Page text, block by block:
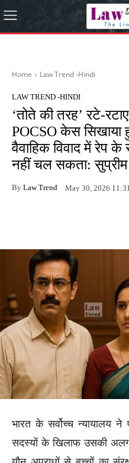
Home Law Trend -Hindi
LAW TREND -HINDI
‘तोते की तरह’ रटे-
POCSO केस सिखाया
वैवाहिक विवाद में रेप के
नहीं चल सकता: सुप्रीम
By Law Trend May 30, 2026
भारत के सर्वोच्च न्यायालय
सदस्यों के खिलाफ उसकी अलग